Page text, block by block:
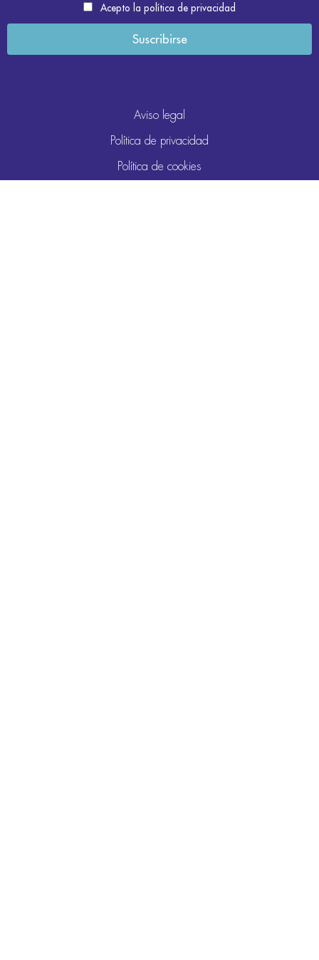
Acepto la política de privacidad
Aviso legal
Política de privacidad
Política de cookies